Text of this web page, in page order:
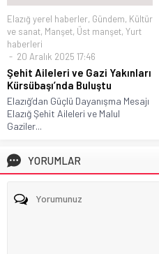
Elazığ yerel haberler, Gündem, Kültür
ve sanat, Manşet, Üst manşet, Yurt
haberleri
20 Aralık 2025 17:46
Şehit Aileleri ve Gazi Yakınları
Kürsübaşı’nda Buluştu
Elazığ’dan Güçlü Dayanışma Mesajı
Elazığ Şehit Aileleri ve Malul
Gaziler...
YORUMLAR